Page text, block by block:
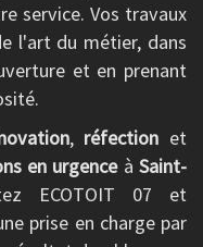
service. Vos travaux
l'art du métier, dans
et en prenant
, réfection et
en urgenceà Saint-
ECOTOIT 07 et
prise en charge par